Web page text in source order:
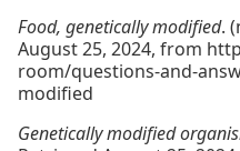
Food, genetically modified.
August 25, 2024, from
room/questions-and-
modified
Genetically modified